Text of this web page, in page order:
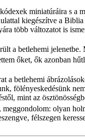
miniatúráira s
kiegészítve a
több változatot is
a betlehemi jelenetbe.
őket, ők azonban
a betlehemi
fölényeskedésünk
mint az
olyan
félszegen